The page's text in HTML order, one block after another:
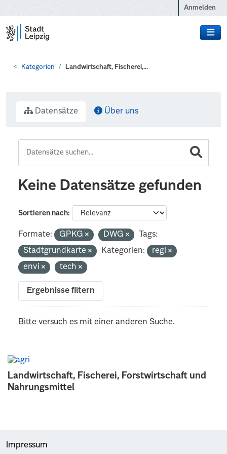
Anmelden
Kategorien Landwirtschaft, Fischerei,...
Landwirtschaft, Fischerei, Forstwirtschaft und
Nahrungsmittel
Datensätze Über uns
Keine Datensätze gefunden
Sortieren nach
Formate: GPKG DWG
Tags:
Stadtgrundkarte
Kategorien:
regi
envi
tech
Ergebnisse filtern
Bitte versuch es mit einer anderen Suche.
Impressum